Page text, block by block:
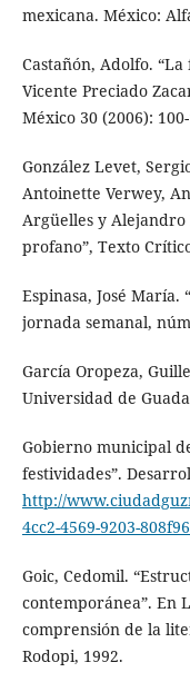
mexicana. México:
Castañón, Adolfo.
Vicente Preciado
México 30 (2006):
González Levet,
Antoinette Verwey,
Argüelles y
profano”, Texto
Espinasa, José María.
jornada semanal,
García Oropeza,
Universidad de
Gobierno municipal
festividades”.
http://
4cc2-4569-9203-
Goic, Cedomil.
contemporánea”. En
comprensión de la
Rodopi, 1992.